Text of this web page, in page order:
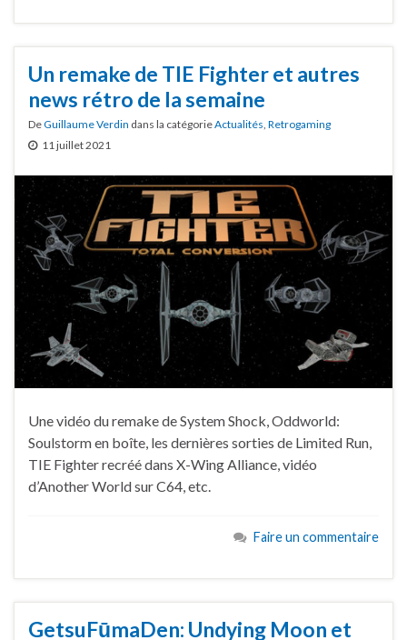
Un remake de TIE Fighter et autres
news rétro de la semaine
DeGuillaume Verdin dans la catégorieActualités, Retrogaming
11 juillet 2021
Une vidéo du remake de System Shock, Oddworld:
Soulstorm en boîte, les dernières sorties de Limited Run,
TIE Fighter recréé dans X-Wing Alliance, vidéo
d’Another World sur C64, etc.
Faire un commentaire
GetsuFūmaDen: Undying Moon et